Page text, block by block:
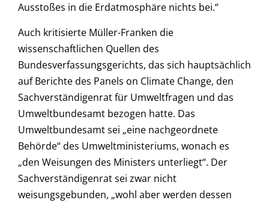
Ausstoßes in die Erdatmosphäre nichts bei.“
Auch kritisierte Müller-Franken die
wissenschaftlichen Quellen des
Bundesverfassungsgerichts, das sich hauptsächlich
auf Berichte des Panels on Climate Change, den
Sachverständigenrat für Umweltfragen und das
Umweltbundesamt bezogen hatte. Das
Umweltbundesamt sei „eine nachgeordnete
Behörde“ des Umweltministeriums, wonach es
„den Weisungen des Ministers unterliegt“. Der
Sachverständigenrat sei zwar nicht
weisungsgebunden, „wohl aber werden dessen